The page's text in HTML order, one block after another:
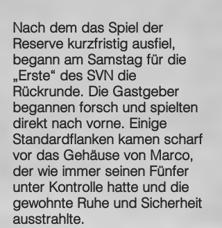
Nach dem das Spiel der
Reserve kurzfristig ausfiel,
begann am Samstag für die
„Erste“ des SVN die
Rückrunde. Die Gastgeber
begannen forsch und spielten
direkt nach vorne. Einige
Standardflanken kamen scharf
vor das Gehäuse von Marco,
der wie immer seinen Fünfer
unter Kontrolle hatte und die
gewohnte Ruhe und Sicherheit
ausstrahlte.